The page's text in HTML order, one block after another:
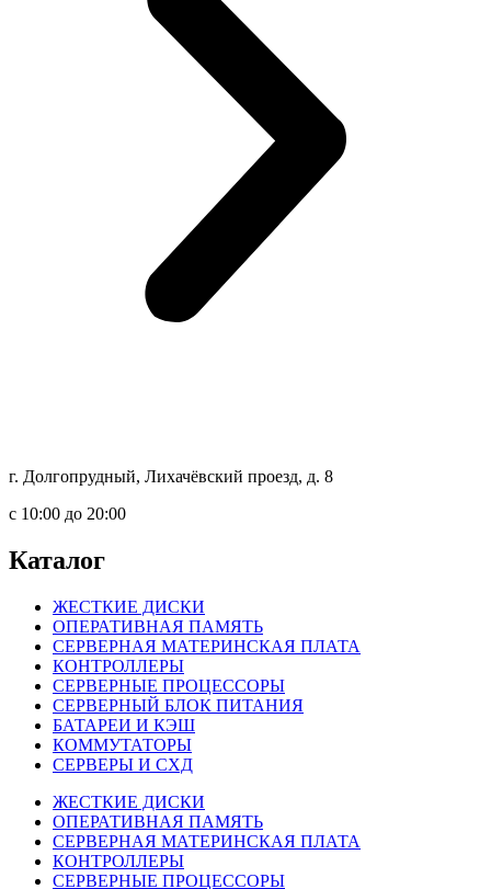
г. Долгопрудный, Лихачёвский проезд, д. 8
c 10:00 до 20:00
Каталог
ЖЕСТКИЕ ДИСКИ
ОПЕРАТИВНАЯ ПАМЯТЬ
СЕРВЕРНАЯ МАТЕРИНСКАЯ ПЛАТА
КОНТРОЛЛЕРЫ
СЕРВЕРНЫЕ ПРОЦЕССОРЫ
СЕРВЕРНЫЙ БЛОК ПИТАНИЯ
БАТАРЕИ И КЭШ
КОММУТАТОРЫ
СЕРВЕРЫ И СХД
ЖЕСТКИЕ ДИСКИ
ОПЕРАТИВНАЯ ПАМЯТЬ
СЕРВЕРНАЯ МАТЕРИНСКАЯ ПЛАТА
КОНТРОЛЛЕРЫ
СЕРВЕРНЫЕ ПРОЦЕССОРЫ